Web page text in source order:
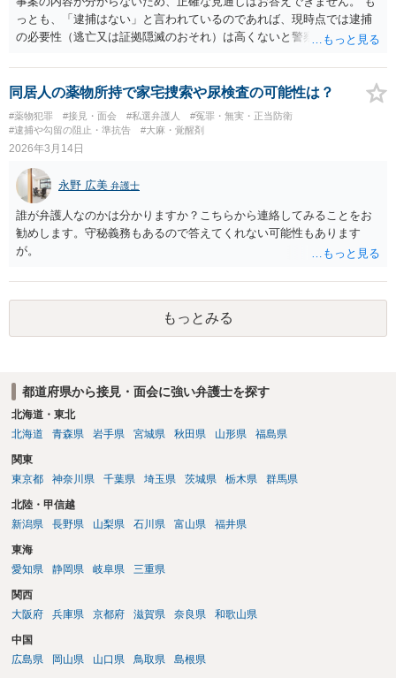
っとも、「逮捕はない」と言われているのであれば、現時点では逮捕
の必要性（逃亡又は証拠隠滅のおそれ）は高くないと警察が判断して
能性もあり得ますので、対象物については任意提出という形で対応す
ることも可能です。 ご不安であれば、弁護士に相談の上、適切に対応
したうえで、逮捕及び捜索差押え不必要の意見書を提出してもらう方
法も考えられます。
同居人の薬物所持で家宅捜索や尿検査の可能性は？
#薬物犯罪 #接見・面会 #私選弁護人
#冤罪・無実・正当防衛
#逮捕や勾留の阻止・準抗告
#大麻・覚醒剤
2026年3月14日
永野 広美 弁護士
誰が弁護人なのかは分かりますか？こちらから連絡してみることをお
勧めします。守秘義務もあるので答えてくれない可能性もあります
が。
もっとみる
都道府県から接見・面会に強い弁護士を探す
北海道・東北
北海道
青森県 岩手県 宮城県 秋田県 山形県 福島県
関東
東京都
神奈川県 千葉県 埼玉県 茨城県 栃木県 群馬県
北陸・甲信越
新潟県
長野県 山梨県 石川県 富山県 福井県
東海
愛知県
静岡県 岐阜県 三重県
関西
大阪府
兵庫県 京都府 滋賀県 奈良県 和歌山県
中国
広島県
岡山県 山口県 鳥取県 島根県